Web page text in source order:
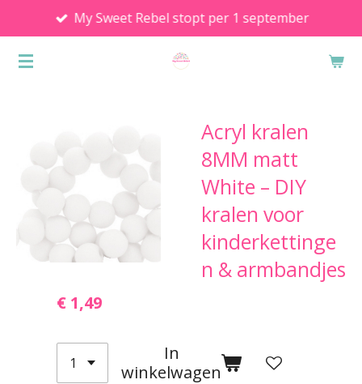
direct
naar
My Sweet Rebel stopt per 1 september
Acryl kralen
8MM matt
White – DIY
kralen voor
kinderkettinge
n & armbandjes
€ 1,49
In
winkelwagen